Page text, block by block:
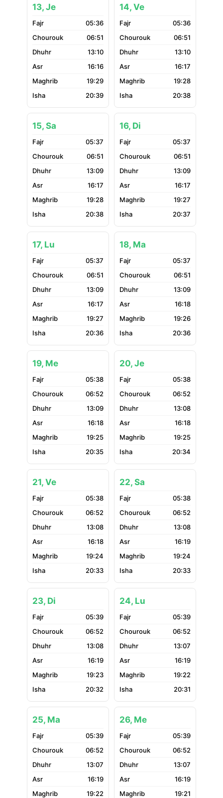
13, Je
05:36
06:51
13:10
16:16
19:29
20:39
14, Ve
05:36
06:51
13:10
16:17
19:28
20:38
15, Sa
05:37
06:51
13:09
16:17
19:28
20:38
16, Di
05:37
06:51
13:09
16:17
19:27
20:37
17, Lu
05:37
06:51
13:09
16:17
19:27
20:36
18, Ma
05:37
06:51
13:09
16:18
19:26
20:36
19, Me
05:38
06:52
13:09
16:18
19:25
20:35
20, Je
05:38
06:52
13:08
16:18
19:25
20:34
21, Ve
05:38
06:52
13:08
16:18
19:24
20:33
22, Sa
05:38
06:52
13:08
16:19
19:24
20:33
23, Di
05:39
06:52
13:08
16:19
19:23
20:32
24, Lu
05:39
06:52
13:07
16:19
19:22
20:31
25, Ma
05:39
06:52
13:07
16:19
19:22
26, Me
05:39
06:52
13:07
16:19
19:21